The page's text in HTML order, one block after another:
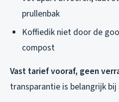
prullenbak
Koffiedik niet door de
compost
Vast tarief vooraf, geen
transparantie is belangrijk bij